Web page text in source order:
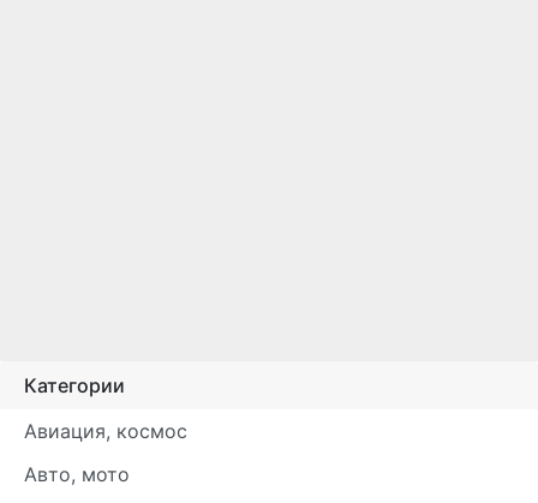
Категории
Авиация, космос
Авто, мото